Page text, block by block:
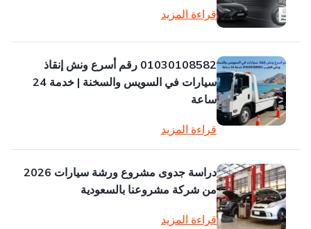
قراءة المزيد
01030108582 رقم أسرع ونش إنقاذ
سيارات في السويس والسخنة | خدمة 24
ساعة
قراءة المزيد
دراسة جدوى مشروع ورشة سيارات 2026
من شركة مشروعنا بالسعودية
قراءة المزيد